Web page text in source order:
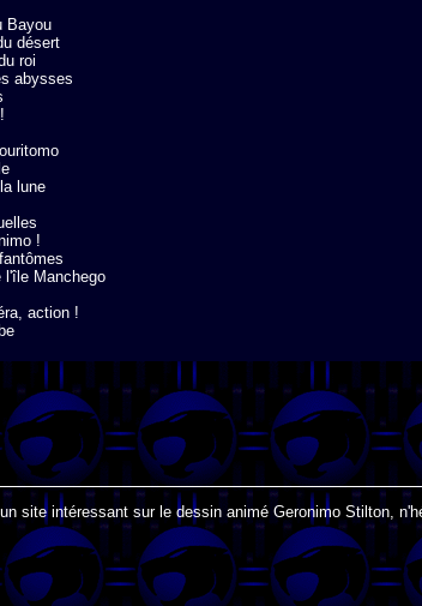
Bayou
désert
roi
abysses
lune
!
l'île Manchego
action !
site intéressant sur le dessin animé Geronimo Stilton,